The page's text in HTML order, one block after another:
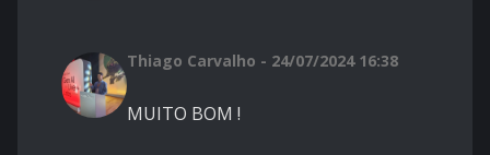
Thiago Carvalho - 24/07/2024 16:38
MUITO BOM !